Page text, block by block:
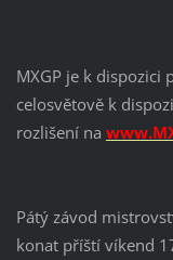
MXGP je k dispozici
celosvětově k
rozlišení na
Pátý závod
konat příští víkend